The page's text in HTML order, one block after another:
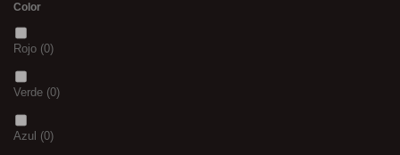
Color
Rojo (0)
Verde (0)
Azul (0)